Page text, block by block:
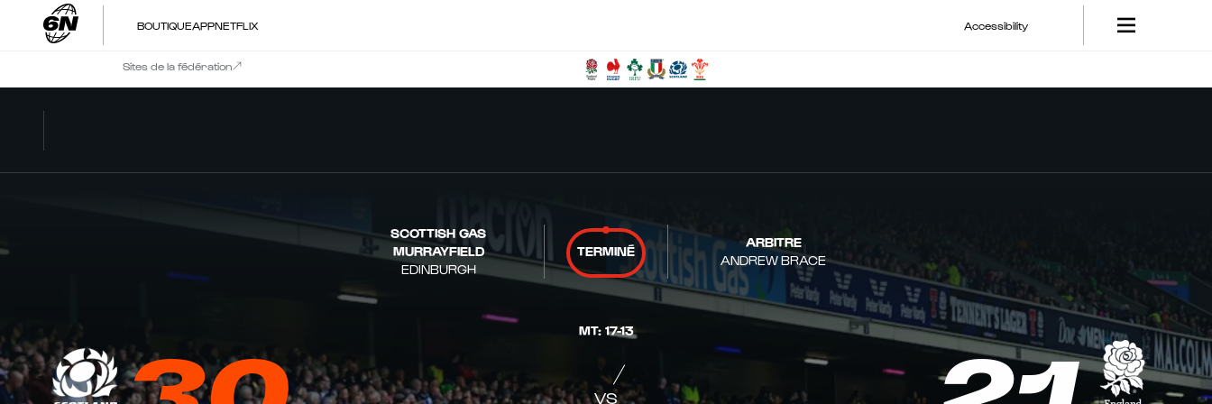
BOUTIQUEAPPNETFLIX Accessibility
Sites de la fédération
SCOTTISH GAS
MURRAYFIELD
EDINBURGH
TERMINÉ
ARBITRE
ANDREW BRACE
MT: 17-13
VS